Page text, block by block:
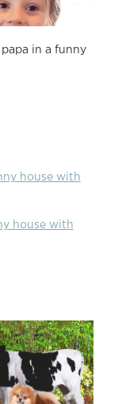
papa in a funny
house with
house with